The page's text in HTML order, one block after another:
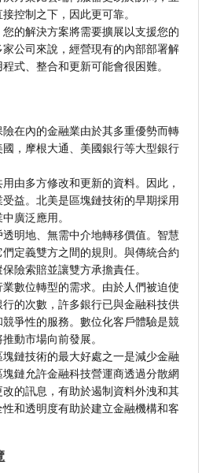
控制之下，因此更可靠。
的解決方案將需要擴展以支援您的
公司來說，經營現有的內部部署解
式、整合和更新可能會很困難。
在內的金融業由於其多重優勢而轉
，摩根大通、美國銀行等大型銀行
由多方修改和更新的資料。因此，
益。北美是區塊鏈技術的早期採用
廣泛應用。
明地、無需中介地轉移價值。智慧
定義雙方之間的規則。與傳統合約
險索賠並讓雙方承擔責任。
數位轉型的需求。由於人們被迫使
的次數，許多銀行已與金融科技供
爭性的服務。數位化客戶體驗是競
動市場向前發展。
鏈技術的最大好處之一是減少金融
鏈允許金融科技營運商透過分散網
的訊息，有助於遏制資料外洩和其
和透明度有助於建立金融機構和客